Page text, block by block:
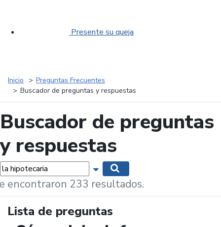
Presente su queja
Inicio
Preguntas Frecuentes
Buscador de preguntas y respuestas
Buscador de preguntas
y respuestas
Mostrar opciones de búsqueda
encontraron 233 resultados.
Lista de preguntas